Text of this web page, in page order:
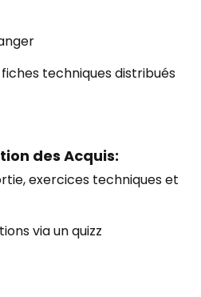
techniques distribués
des Acquis:
exercices techniques et
via un quizz